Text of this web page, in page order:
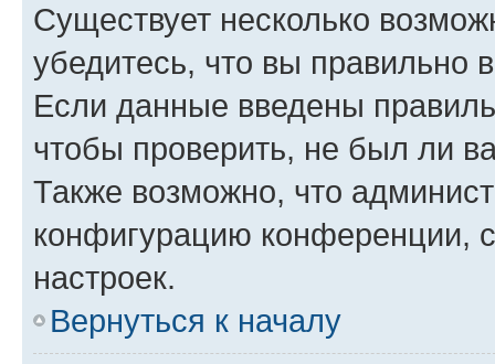
Существует несколько
убедитесь, что вы правильно
Если данные введены
чтобы проверить, не был ли
Также возможно, что
конфигурацию конференции,
настроек.
Вернуться к началу